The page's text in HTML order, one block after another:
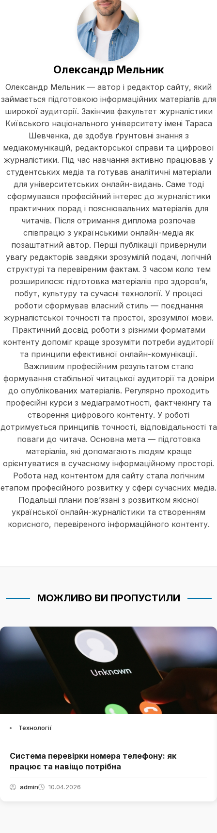
Олександр Мельник
Олександр Мельник — автор і редактор сайту, який
займається підготовкою інформаційних матеріалів для
широкої аудиторії. Закінчив факультет журналістики
Київського національного університету імені Тараса
Шевченка, де здобув ґрунтовні знання з
медіакомунікацій, редакторської справи та цифрової
журналістики. Під час навчання активно працював у
студентських медіа та готував аналітичні матеріали
для університетських онлайн-видань. Саме тоді
сформувався професійний інтерес до журналістики
практичних порад і пояснювальних матеріалів для
читачів. Після отримання диплома розпочав
співпрацю з українськими онлайн-медіа як
позаштатний автор. Перші публікації привернули
увагу редакторів завдяки зрозумілій подачі, логічній
структурі та перевіреним фактам. З часом коло тем
розширилося: підготовка матеріалів про здоров’я,
побут, культуру та сучасні технології. У процесі
роботи сформував власний стиль — поєднання
журналістської точності та простої, зрозумілої мови.
Практичний досвід роботи з різними форматами
контенту допоміг краще зрозуміти потреби аудиторії
та принципи ефективної онлайн-комунікації.
Важливим професійним результатом стало
формування стабільної читацької аудиторії та довіри
до опублікованих матеріалів. Регулярно проходить
професійні курси з медіаграмотності, фактчекінгу та
створення цифрового контенту. У роботі
дотримується принципів точності, відповідальності та
поваги до читача. Основна мета — підготовка
матеріалів, які допомагають людям краще
орієнтуватися в сучасному інформаційному просторі.
Робота над контентом для сайту стала логічним
етапом професійного розвитку у сфері сучасних медіа.
Подальші плани пов’язані з розвитком якісної
української онлайн-журналістики та створенням
корисного, перевіреного інформаційного контенту.
МОЖЛИВО ВИ ПРОПУСТИЛИ
Технології
Система перевірки номера телефону: як
працює та навіщо потрібна
admin 10.04.2026